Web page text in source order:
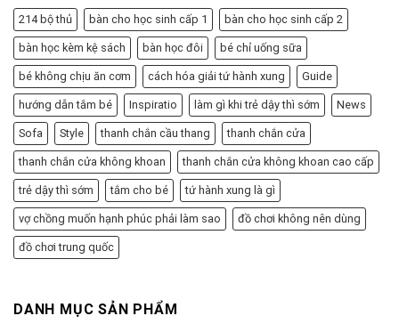
Z
214 bộ thủ bàn cho học sinh cấp 1 bàn cho học sinh cấp 2
bàn học kèm kệ sách bàn học đôi bé chỉ uống sữa
bé không chịu ăn cơm cách hóa giải tứ hành xung Guide
hướng dẫn tắm bé Inspiratio làm gì khi trẻ dậy thì sớm News
Sofa Style thanh chắn cầu thang thanh chắn cửa
thanh chắn cửa không khoan thanh chắn cửa không khoan cao cấp
trẻ dậy thì sớm tắm cho bé tứ hành xung là gì
vợ chồng muốn hạnh phúc phải làm sao đồ chơi không nên dùng
đồ chơi trung quốc
DANH MỤC SẢN PHẨM